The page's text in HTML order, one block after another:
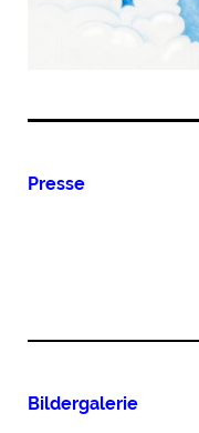
Presse
Bildergalerie